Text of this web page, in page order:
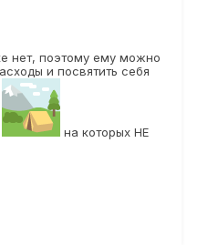
нет, поэтому ему можно
и посвятить себя
на которых НЕ